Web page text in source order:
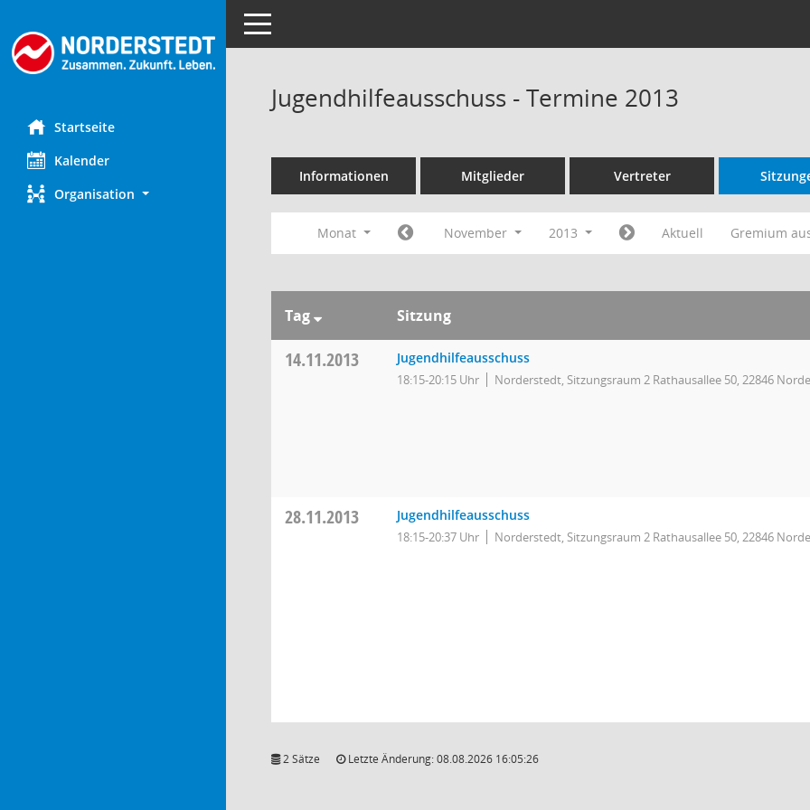
Startseite
Kalender
Organisation
Toggle navigation
Jugendhilfeausschuss - Termine 2013
Informationen Mitglieder Vertreter
Monat November 2013 Aktuell Gremium
Tag Sitzung
14.11.2013 Jugendhilfeausschuss
18:15-20:15 Uhr Norderstedt, Sitzungsraum 2 Rathausallee 50, 22846
28.11.2013 Jugendhilfeausschuss
18:15-20:37 Uhr Norderstedt, Sitzungsraum 2 Rathausallee 50, 22846
2 Sätze Letzte Änderung: 08.08.2026 16:05:26